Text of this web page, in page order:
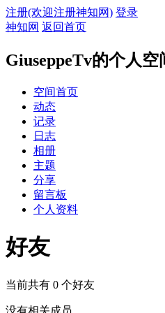
注册(欢迎注册神知网) 登录
神知网 返回首页
GiuseppeTv的个人空
空间首页
动态
记录
日志
相册
主题
分享
留言板
个人资料
好友
当前共有 0 个好友
没有相关成员